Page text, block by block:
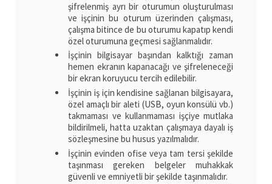
şifrelenmiş ayrı bir oturumun oluşturulması
ve işçinin bu oturum üzerinden çalışması,
çalışma bitince de bu oturumu kapatıp kendi
özel oturumuna geçmesi sağlanmalıdır.
İşçinin bilgisayar başından kalktığı zaman
hemen ekranın kapanacağı ve şifreleneceği
bir ekran koruyucu tercih edilebilir.
İşçinin iş için kendisine sağlanan bilgisayara,
özel amaçlı bir aleti (USB, oyun konsülü vb.)
takmaması ve kullanmaması işçiye mutlaka
bildirilmeli, hatta uzaktan çalışmaya dayalı iş
sözleşmesine bu husus yazılmalıdır.
İşçinin evinden ofise veya tam tersi şekilde
taşınması gereken belgeler muhakkak
güvenli ve emniyetli bir şekilde taşınmalıdır.